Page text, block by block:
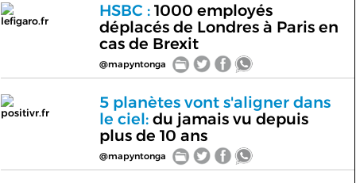
lefigaro.fr
HSBC :1000 employés
déplacés de Londres à Paris en
cas de Brexit
@mapyntonga
positivr.fr
5 planètes vont s'aligner dans
le ciel:du jamais vu depuis
plus de 10 ans
@mapyntonga